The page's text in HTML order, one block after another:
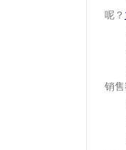
呢？
销